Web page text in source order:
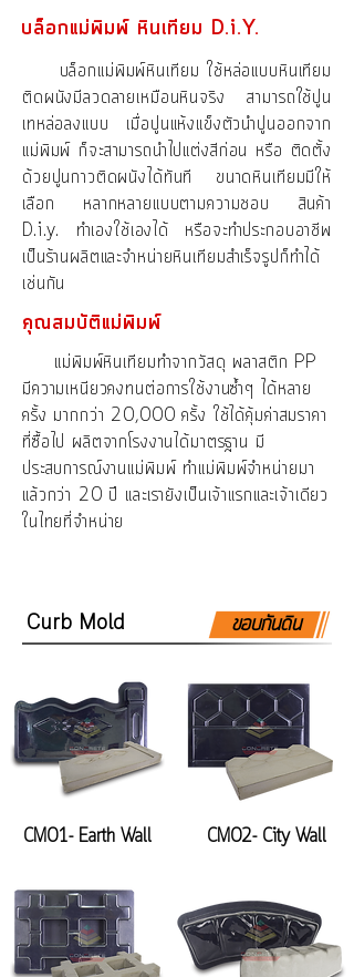
บล็อกแม่พิมพ์ หินเทียม D.i.Y.
บล็อกแม่พิมพ์หินเทียม ใช้หล่อแบบหินเทียม
ติดผนังมีลวดลายเหมือนหินจริง สามารถใช้ปูน
เทหล่อลงแบบ เมื่อปูนแห้งแข็งตัวนำปูนออกจาก
แม่พิมพ์ ก็จะสามารถนำไปแต่งสีก่อน หรือ ติดตั้ง
ด้วยปูนกาวติดผนังได้ทันที ขนาดหินเทียมมีให้
เลือก หลากหลายแบบตามความชอบ สินค้า
D.i.y. ทำเองใช้เองได้ หรือจะทำประกอบอาชีพ
เป็นร้านผลิตและจำหน่ายหินเทียมสำเร็จรูปก็ทำได้
เช่นกัน
คุณสมบัติแม่พิมพ์
แม่พิมพ์หินเทียมทำจากวัสดุ พลาสติก PP
มีความเหนียวคงทนต่อการใช้งานซ้ำๆ ได้หลาย
ครั้ง มากกว่า 20,000 ครั้ง ใช้ได้คุ้มค่าสมราคา
ที่ซื้อไป ผลิตจากโรงงานได้มาตรฐาน มี
ประสบการณ์งานแม่พิมพ์ ทำแม่พิมพ์จำหน่ายมา
แล้วกว่า 20 ปี และเรายังเป็นเจ้าแรกและเจ้าเดียว
ในไทยที่จำหน่าย
Curb Mold ขอบกันดิน
CM01- Earth Wall CM02- City Wall